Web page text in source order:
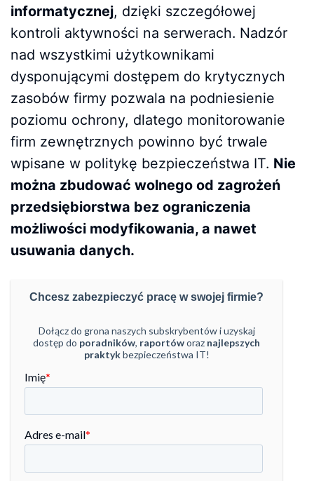
informatycznej, dzięki szczegółowej
kontroli aktywności na serwerach. Nadzór
nad wszystkimi użytkownikami
dysponującymi dostępem do krytycznych
zasobów firmy pozwala na podniesienie
poziomu ochrony, dlatego monitorowanie
firm zewnętrznych powinno być trwale
wpisane w politykę bezpieczeństwa IT. Nie
można zbudować wolnego od zagrożeń
przedsiębiorstwa bez ograniczenia
możliwości modyfikowania, a nawet
usuwania danych.